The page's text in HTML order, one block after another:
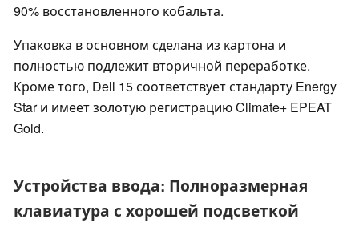
90% восстановленного кобальта.
Упаковка в основном сделана из картона и
полностью подлежит вторичной переработке.
Кроме того, Dell 15 соответствует стандарту Energy
Star и имеет золотую регистрацию Climate+ EPEAT
Gold.
Устройства ввода: Полноразмерная
клавиатура с хорошей подсветкой